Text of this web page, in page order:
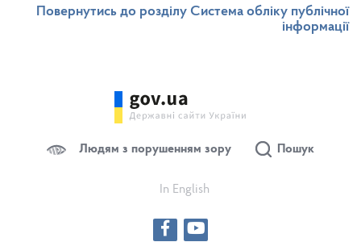
Повернутись до розділу Система обліку публічної
інформації
Людям з порушенням зору Пошук
In English